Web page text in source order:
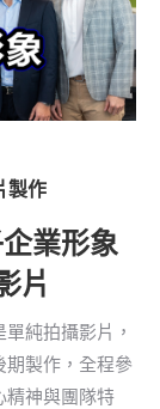
製作
業形象
片
純拍攝影片，
期製作，全程參
精神與團隊特